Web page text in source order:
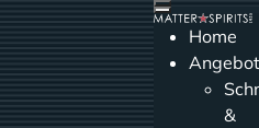
Home
&